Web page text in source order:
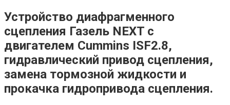
Устройство диафрагменного
сцепления Газель NEXT с
двигателем Cummins ISF2.8,
гидравлический привод сцепления,
замена тормозной жидкости и
прокачка гидропривода сцепления.